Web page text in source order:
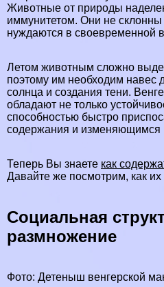
Животные от природы
иммунитетом. Они не склонны
нуждаются в своевременной
Летом животным сложно
поэтому им необходим навес
солнца и создания тени.
обладают не только
способностью быстро
содержания и изменяющимся
Теперь Вы знаете как
Давайте же посмотрим, как их
Социальная
размножение
Фото: Детеныш венгерской